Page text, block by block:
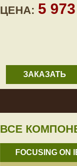
ЦЕНА: 5
ЗАКАЗАТЬ
ВСЕ
FOCUSING ON